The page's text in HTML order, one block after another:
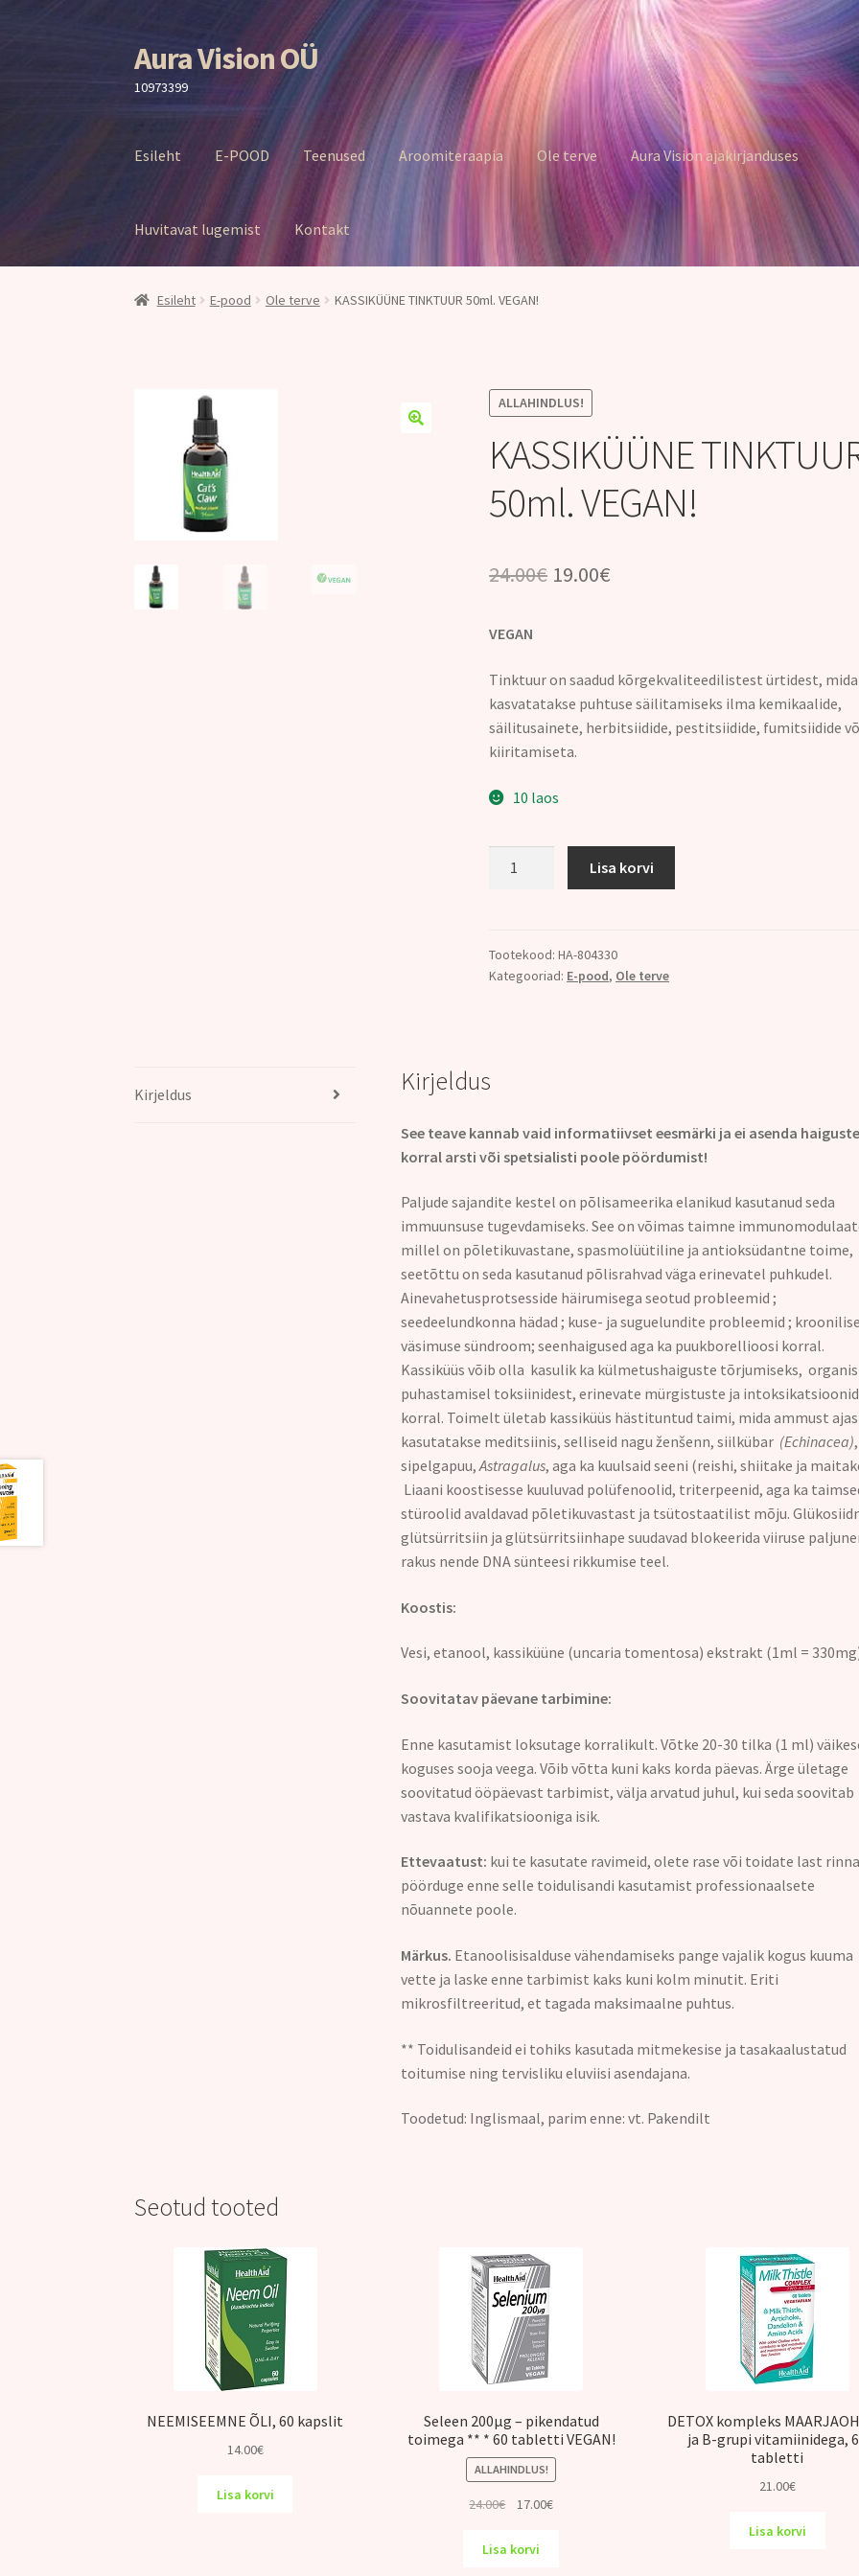
Liigu
navigeerimisele
Liigu
sisu
juurde
Aura Vision OÜ
10973399
Esileht E-POOD Teenused Aroomiteraapia Ole terve Aura Vision ajakirjanduses
Huvitavat lugemist Kontakt
Esileht E-pood Ole terve KASSIKÜÜNE TINKTUUR 50ml. VEGAN!
ALLAHINDLUS!
KASSIKÜÜNE
50ml. VEGAN!
24.00€ Algne
24.00€.
19.00€
19.00€.
VEGAN
Tinktuur on saadud kõrgekvaliteedilistest ürtidest, mida
kasvatatakse puhtuse säilitamiseks ilma kemikaalide,
säilitusainete, herbitsiidide, pestitsiidide, fumitsiidide
kiiritamiseta.
10 laos
kogus
Lisa korvi
Tootekood:HA-804330
Kategooriad: E-pood, Ole terve
Kirjeldus Kirjeldus
See teave kannab vaid informatiivset eesmärki ja ei asenda haiguste
korral arsti või spetsialisti poole pöördumist!
Paljude sajandite kestel on põlisameerika elanikud kasutanud seda
immuunsuse tugevdamiseks. See on võimas taimne
millel on põletikuvastane, spasmolüütiline ja antioksüdantne toime,
seetõttu on seda kasutanud põlisrahvad väga erinevatel puhkudel.
Ainevahetusprotsesside häirumisega seotud probleemid ;
seedeelundkonna hädad ; kuse- ja suguelundite probleemid ; kroonilise
väsimuse sündroom; seenhaigused aga ka puukborellioosi korral.
Kassiküüs võib olla kasulik ka külmetushaiguste tõrjumiseks,
puhastamisel toksiinidest, erinevate mürgistuste ja
korral. Toimelt ületab kassiküüs hästituntud taimi, mida ammust
kasutatakse meditsiinis, selliseid nagu ženšenn, siilkübar (Echinacea),
sipelgapuu,Astragalus, aga ka kuulsaid seeni (reishi, shiitake ja
Liaani koostisesse kuuluvad polüfenoolid, triterpeenid, aga ka
stüroolid avaldavad põletikuvastast ja tsütostaatilist mõju.
glütsürritsiin ja glütsürritsiinhape suudavad blokeerida viiruse
rakus nende DNA sünteesi rikkumise teel.
Koostis:
Vesi, etanool, kassiküüne (uncaria tomentosa) ekstrakt (1ml =
Soovitatav päevane tarbimine:
Enne kasutamist loksutage korralikult. Võtke 20-30 tilka (1 ml)
koguses sooja veega. Võib võtta kuni kaks korda päevas. Ärge ületage
soovitatud ööpäevast tarbimist, välja arvatud juhul, kui seda soovitab
vastava kvalifikatsiooniga isik.
Ettevaatust: kui te kasutate ravimeid, olete rase või toidate last
pöörduge enne selle toidulisandi kasutamist professionaalsete
nõuannete poole.
Märkus. Etanoolisisalduse vähendamiseks pange vajalik kogus kuuma
vette ja laske enne tarbimist kaks kuni kolm minutit. Eriti
mikrosfiltreeritud, et tagada maksimaalne puhtus.
** Toidulisandeid ei tohiks kasutada mitmekesise ja tasakaalustatud
toitumise ning tervisliku eluviisi asendajana.
Toodetud: Inglismaal, parim enne: vt. Pakendilt
Seotud tooted
NEEMISEEMNE ÕLI, 60 kapslit
14.00€
Lisa korvi
Seleen 200μg – pikendatud
toimega ** * 60 tabletti VEGAN!
ALLAHINDLUS!
24.00€
Algne
oli:
17.00€Praegune
Lisa korvi
DETOX kompleks
ja B-grupi vitamiinidega,
tabletti
21.00€
Lisa korvi